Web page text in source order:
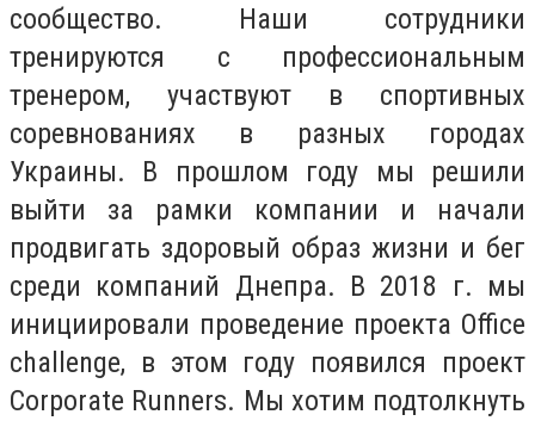
сообщество. Наши сотрудники
тренируются с профессиональным
тренером, участвуют в спортивных
соревнованиях в разных городах
Украины. В прошлом году мы решили
выйти за рамки компании и начали
продвигать здоровый образ жизни и бег
среди компаний Днепра. В 2018 г. мы
инициировали проведение проекта Office
challenge, в этом году появился проект
Corporate Runners. Мы хотим подтолкнуть